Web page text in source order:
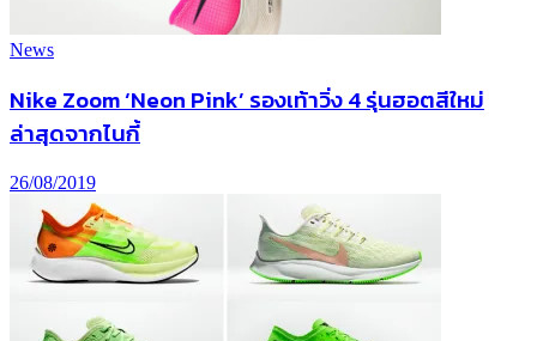
News
Nike Zoom ‘Neon Pink’ รองเท้าวิ่ง 4 รุ่นฮอตสีใหม่
ล่าสุดจากไนกี้
26/08/2019